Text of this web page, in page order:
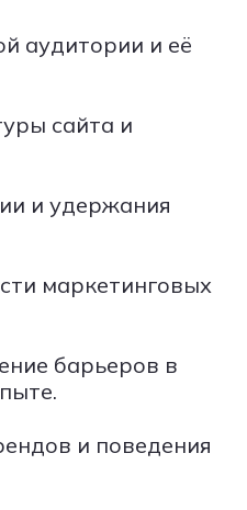
аудитории и её
сайта и
и удержания
маркетинговых
барьеров в
и поведения